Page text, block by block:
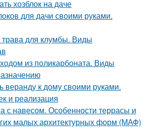
хозблок на даче
для дачи своими руками.
для клумбы. Виды
из поликарбоната. Виды
веранду к дому своими руками.
и реализация
с навесом. Особенности террасы и
малых архитектурных форм (МАФ)